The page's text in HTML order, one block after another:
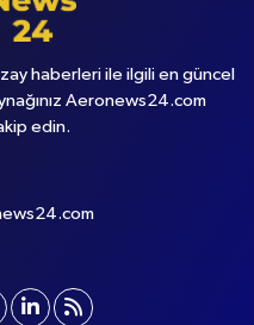
haberleri ile ilgili en güncel
Aeronews24.com
edin.